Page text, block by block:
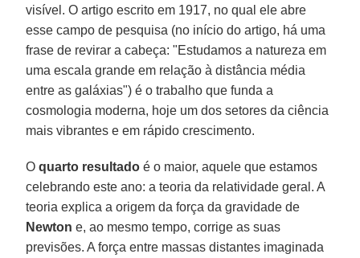
visível. O artigo escrito em 1917, no qual ele abre
esse campo de pesquisa (no início do artigo, há uma
frase de revirar a cabeça: "Estudamos a natureza em
uma escala grande em relação à distância média
entre as galáxias") é o trabalho que funda a
cosmologia moderna, hoje um dos setores da ciência
mais vibrantes e em rápido crescimento.
Oquarto resultado é o maior, aquele que estamos
celebrando este ano: a teoria da relatividade geral. A
teoria explica a origem da força da gravidade de
Newton e, ao mesmo tempo, corrige as suas
previsões. A força entre massas distantes imaginada